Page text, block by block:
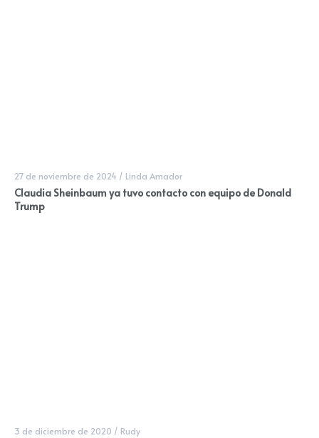
27 de noviembre de 2024 / Linda Amador
Claudia Sheinbaum ya tuvo contacto con equipo de Donald
Trump
3 de diciembre de 2020 / Rudy